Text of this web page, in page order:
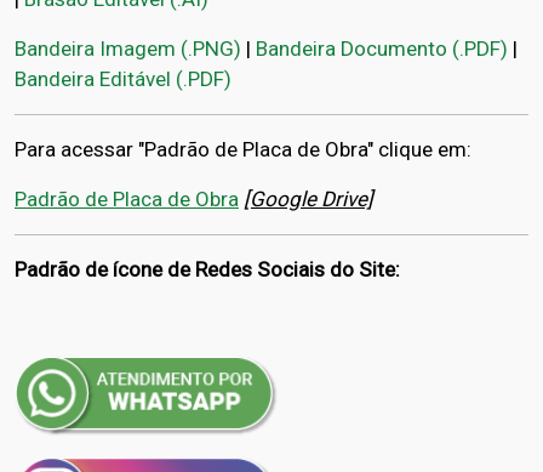
Bandeira Imagem (.PNG) | Bandeira Documento (.PDF) |
Bandeira Editável (.PDF)
Para acessar "Padrão de Placa de Obra" clique em:
Padrão de Placa de Obra [Google Drive]
Padrão de ícone de Redes Sociais do Site: